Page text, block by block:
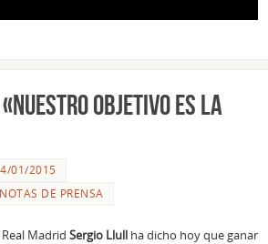
objetivo es la
01/2015
NOTAS DE PRENSA
Madrid Sergio Llullha dicho hoy que ganar